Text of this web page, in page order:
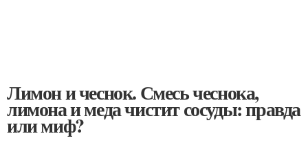
Лимон и чеснок. Смесь чеснока,
лимона и меда чистит сосуды: правда
или миф?